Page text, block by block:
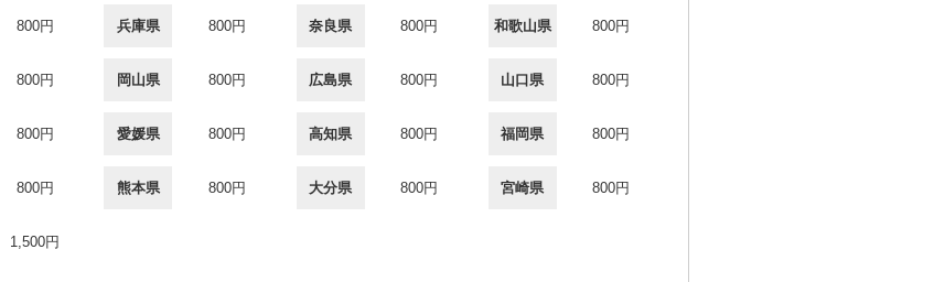
800円 兵庫県 800円 奈良県 800円 和歌山県 800円
800円 岡山県 800円 広島県 800円 山口県 800円
800円 愛媛県 800円 高知県 800円 福岡県 800円
800円 熊本県 800円 大分県 800円 宮崎県 800円
1,500円